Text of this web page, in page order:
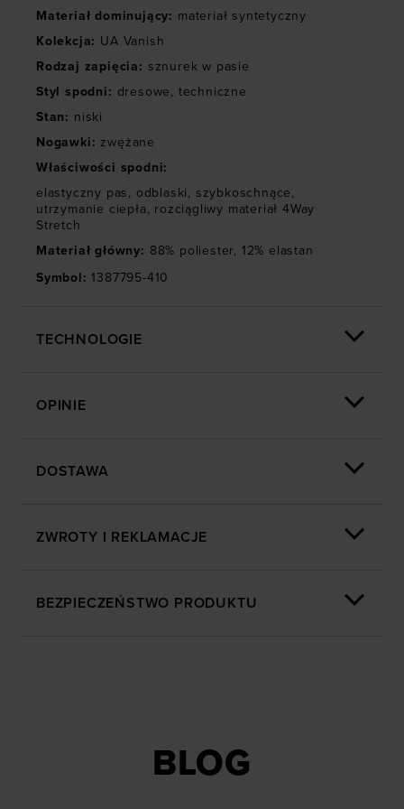
społecznościowych). Szczegółowe informacje
znajdziesz w naszejPolityce prywatności
„Szczegóły”
Materiał dominujący: materiał syntetyczny
Kolekcja: UA Vanish
Rodzaj zapięcia: sznurek w pasie
Styl spodni: dresowe, techniczne
Stan: niski
Nogawki: zwężane
Właściwości spodni:
elastyczny pas, odblaski, szybkoschnące,
utrzymanie ciepła, rozciągliwy materiał 4Way
Stretch
Materiał główny: 88% poliester, 12% elastan
Symbol: 1387795-410
TECHNOLOGIE
OPINIE
DOSTAWA
ZWROTY I REKLAMACJE
BEZPIECZEŃSTWO PRODUKTU
BLOG